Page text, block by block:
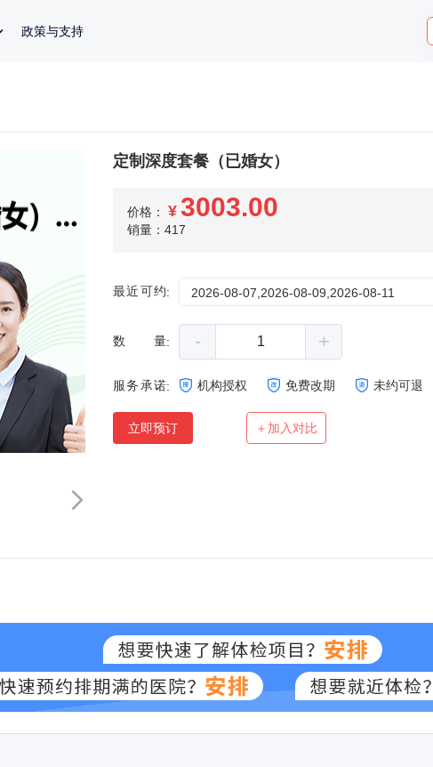
政策与支持
定制深度套餐（已婚女）
价格： ¥ 3003.00
销量：417
最近可约: 2026-08-07,2026-08-09,2026-08-11
数量: - +
服务承诺: 机构授权 免费改期 未约可退
立即预订 ＋加入对比